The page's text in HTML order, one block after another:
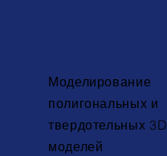
Моделирование
полигональных и
твердотельных 3D
моделей